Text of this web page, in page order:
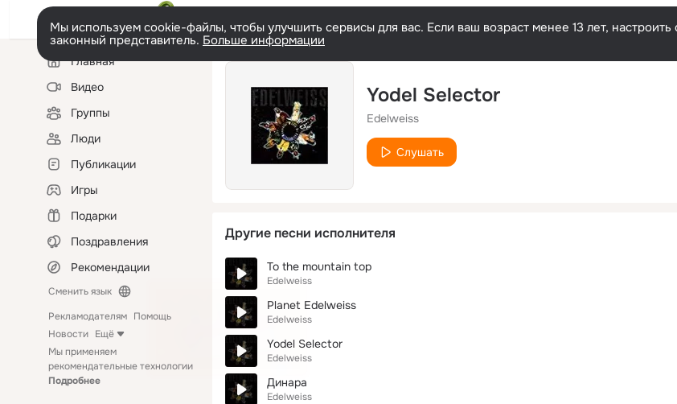
Мы используем cookie-файлы, чтобы улучшить сервисы для вас. Если ваш возраст менее 13 лет,
законный представитель. Больше информации
Левая
колонкаГлавная
Видео
Группы
Люди
Публикации
Игры
Подарки
Поздравления
Рекомендации
Сменить язык
Рекламодателям Помощь
Новости Ещё
Мы применяем
рекомендательные технологии
Подробнее
Yodel Selector
Edelweiss
Слушать
Другие песни исполнителя
To the mountain top
Edelweiss
Planet Edelweiss
Edelweiss
Yodel Selector
Edelweiss
Динара
Edelweiss